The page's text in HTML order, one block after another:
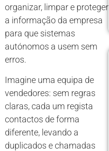
organizar, limpar e proteger
a informação da empresa
para que sistemas
autónomos a usem sem
erros.
Imagine uma equipa de
vendedores: sem regras
claras, cada um regista
contactos de forma
diferente, levando a
duplicados e chamadas